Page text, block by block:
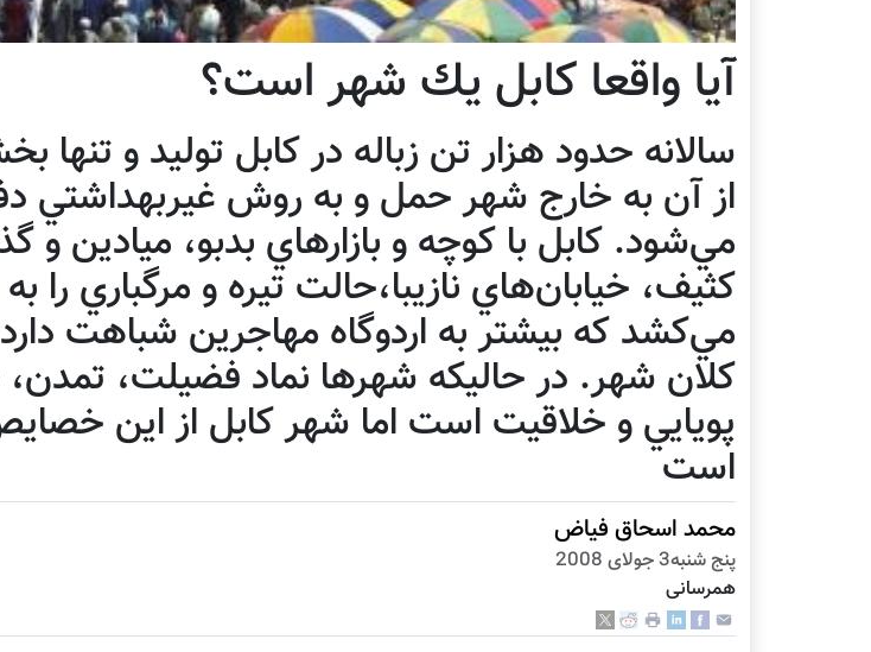
آيا واقعا كابل يك شهر است؟
از آن به خارج شهر حمل و به روش غيربهداشتي
مي‌شود. كابل با كوچه و بازارهاي بدبو، ميادين و
كثيف، خيابان‌هاي نازيبا،حالت تيره و مرگباري را
مي‌كشد كه بيشتر به اردوگاه مهاجرين شباهت
كلان شهر. در حاليكه شهرها نماد فضيلت،
پويايي و خلاقيت است اما شهر كابل از اين
است
محمد اسحاق فياض
پنج شنبه3 جولای 2008
همرسانی